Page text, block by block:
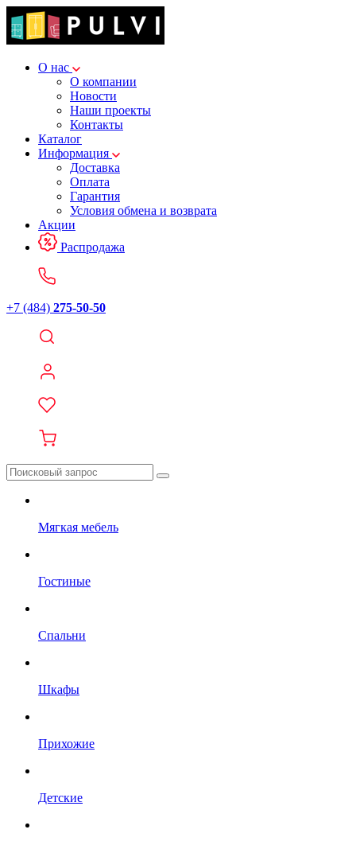
О нас
О компании
Новости
Наши проекты
Контакты
Каталог
Информация
Доставка
Оплата
Гарантия
Условия обмена и возврата
Акции
Распродажа
+7 (484) 275-50-50
Мягкая мебель
Гостиные
Спальни
Шкафы
Прихожие
Детские